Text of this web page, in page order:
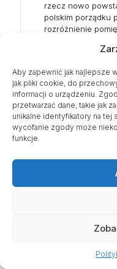
Aby zapewnić jak najlepsze
jak pliki cookie, do
informacji o urządzeniu.
przetwarzać dane, takie jak
unikalne identyfikatory na tej
wycofanie zgody może
funkcje.
rzecz nowo
polskim porządku
rozróżnienie